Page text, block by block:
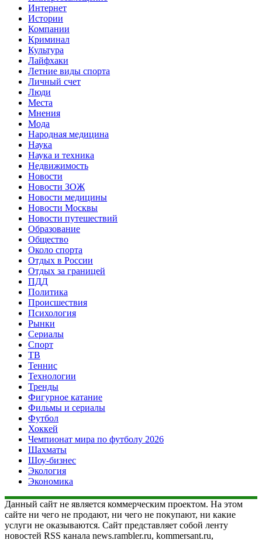
Интернет
Истории
Компании
Криминал
Культура
Лайфхаки
Летние виды спорта
Личный счет
Люди
Места
Мнения
Мода
Народная медицина
Наука
Наука и техника
Недвижимость
Новости
Новости ЗОЖ
Новости медицины
Новости Москвы
Новости путешествий
Образование
Общество
Около спорта
Отдых в России
Отдых за границей
ПДД
Политика
Происшествия
Психология
Рынки
Сериалы
Спорт
ТВ
Теннис
Технологии
Тренды
Фигурное катание
Фильмы и сериалы
Футбол
Хоккей
Чемпионат мира по футболу 2026
Шахматы
Шоу-бизнес
Экология
Экономика
Данный сайт не является коммерческим проектом. На этом
сайте ни чего не продают, ни чего не покупают, ни какие
услуги не оказываются. Сайт представляет собой ленту
новостей RSS канала news.rambler.ru, kommersant.ru,